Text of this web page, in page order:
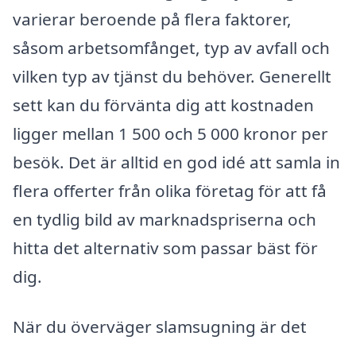
varierar beroende på flera faktorer,
såsom arbetsomfånget, typ av avfall och
vilken typ av tjänst du behöver. Generellt
sett kan du förvänta dig att kostnaden
ligger mellan 1 500 och 5 000 kronor per
besök. Det är alltid en god idé att samla in
flera offerter från olika företag för att få
en tydlig bild av marknadspriserna och
hitta det alternativ som passar bäst för
dig.
När du överväger slamsugning är det